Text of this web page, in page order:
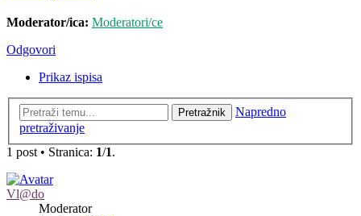
Moderator/ica: Moderatori/ce
Odgovori
Prikaz ispisa
Pretražnik
Napredno
pretraživanje
1 post • Stranica: 1/1.
Vl@do
Moderator